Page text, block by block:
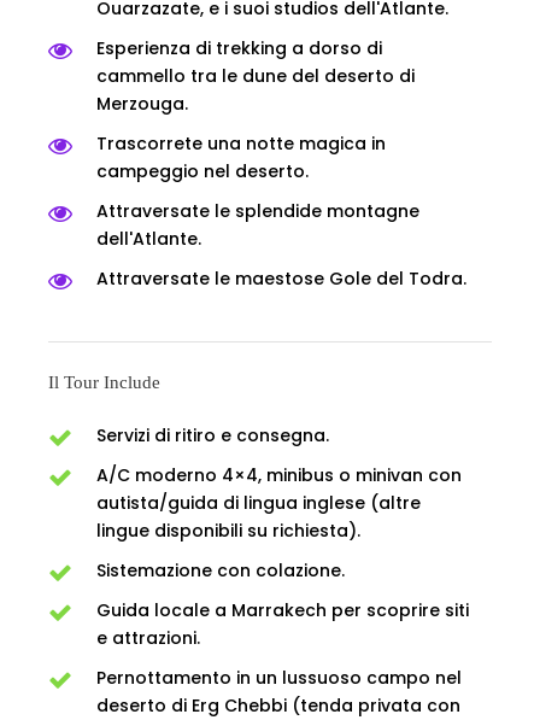
Ouarzazate, e i suoi studios dell'Atlante.
Esperienza di trekking a dorso di
cammello tra le dune del deserto di
Merzouga.
Trascorrete una notte magica in
campeggio nel deserto.
Attraversate le splendide montagne
dell'Atlante.
Attraversate le maestose Gole del Todra.
Il Tour Include
Servizi di ritiro e consegna.
A/C moderno 4×4, minibus o minivan con
autista/guida di lingua inglese (altre
lingue disponibili su richiesta).
Sistemazione con colazione.
Guida locale a Marrakech per scoprire siti
e attrazioni.
Pernottamento in un lussuoso campo nel
deserto di Erg Chebbi (tenda privata con